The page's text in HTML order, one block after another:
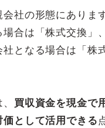
会社の形態にありま
合は「株式交換」
社となる場合は「株
買収資金を現金で
として活用できる